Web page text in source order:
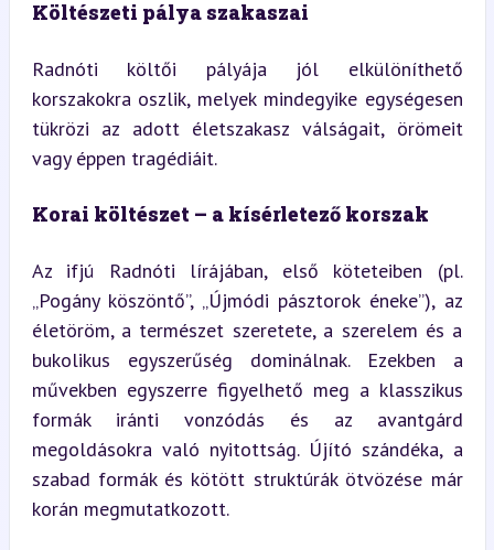
Költészeti pálya szakaszai
Radnóti költői pályája jól elkülöníthető
korszakokra oszlik, melyek mindegyike egységesen
tükrözi az adott életszakasz válságait, örömeit
vagy éppen tragédiáit.
Korai költészet – a kísérletező korszak
Az ifjú Radnóti lírájában, első köteteiben (pl.
„Pogány köszöntő”, „Újmódi pásztorok éneke”), az
életöröm, a természet szeretete, a szerelem és a
bukolikus egyszerűség dominálnak. Ezekben a
művekben egyszerre figyelhető meg a klasszikus
formák iránti vonzódás és az avantgárd
megoldásokra való nyitottság. Újító szándéka, a
szabad formák és kötött struktúrák ötvözése már
korán megmutatkozott.